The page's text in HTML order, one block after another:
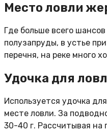
Место ловли
Где больше всего
полузапруды, в устье
перечня, на реке много
Удочка для
Используется удочка
месте ловли. За
30-40 г. Рассчитывая на